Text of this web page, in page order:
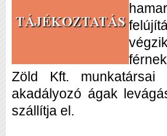
Zöld Kft. munkatársai
akadályozó ágak
szállítja el.